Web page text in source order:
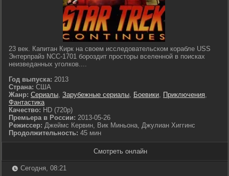
23 век. Капитан Кирк на своем исследовательском корабле USS
Энтерпрайз NCC-1701 бороздит просторы вселенной в поисках
неизведанных уголков....
Год выпуска: 2013
Страна: США
Жанр: Сериалы, Зарубежные сериалы, Боевики, Приключения,
Фантастика
Качество: HD (720p)
Премьера в России: 2013-05-26
Режиссер: Джеймс Кервин, Вик Миньона, Джулиан Хиггинс
Продолжительность: 45 мин
Смотреть онлайн
Сегодня, 08:21